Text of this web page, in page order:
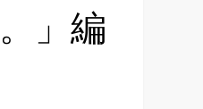
」編